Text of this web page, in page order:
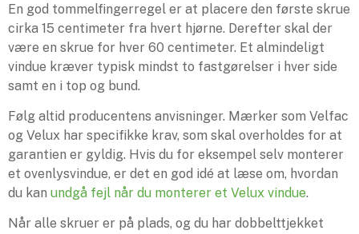
En god tommelfingerregel er at placere den første skrue
cirka 15 centimeter fra hvert hjørne. Derefter skal der
være en skrue for hver 60 centimeter. Et almindeligt
vindue kræver typisk mindst to fastgørelser i hver side
samt en i top og bund.
Følg altid producentens anvisninger. Mærker som Velfac
og Velux har specifikke krav, som skal overholdes for at
garantien er gyldig. Hvis du for eksempel selv monterer
et ovenlysvindue, er det en god idé at læse om, hvordan
du kan undgå fejl når du monterer et Velux vindue.
Når alle skruer er på plads, og du har dobbelttjekket